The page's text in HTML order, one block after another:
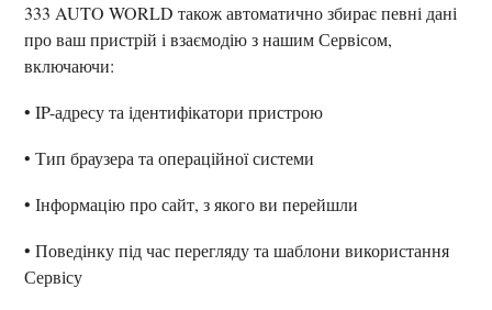
333 AUTO WORLD також автоматично збирає певні дані
про ваш пристрій і взаємодію з нашим Сервісом,
включаючи:
• IP-адресу та ідентифікатори пристрою
• Тип браузера та операційної системи
• Інформацію про сайт, з якого ви перейшли
• Поведінку під час перегляду та шаблони використання
Сервісу